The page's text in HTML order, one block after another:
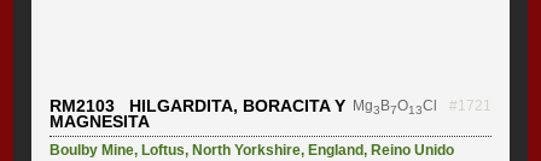
RM2103 HILGARDITA, BORACITA Y
MAGNESITA
Mg3 B7O13Cl #1721
Boulby Mine, Loftus, North Yorkshire, England, Reino Unido